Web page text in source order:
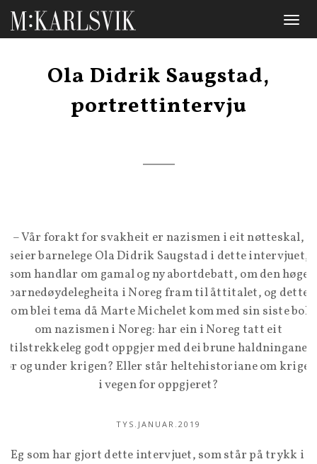
Ola Didrik Saugstad,
portrettintervju
– Vår forakt for svakheit er nazismen i eit nøtteskal,
seier barnelege Ola Didrik Saugstad i dette intervjuet,
som handlar om gamal og ny abortdebatt, om den høge
barnedøydelegheita i Noreg fram til åttitalet, og dette
som blei tema då Marte Michelet kom med sin siste bok
om nazismen i Noreg: har ein i Noreg tatt eit
tilstrekkeleg godt oppgjer med dei brune haldningane
før og under krigen? Eller står heltehistoriane om krigen
i vegen for oppgjeret?
TYS.JANUAR.2019
Eg som har gjort dette intervjuet, som står på trykk i